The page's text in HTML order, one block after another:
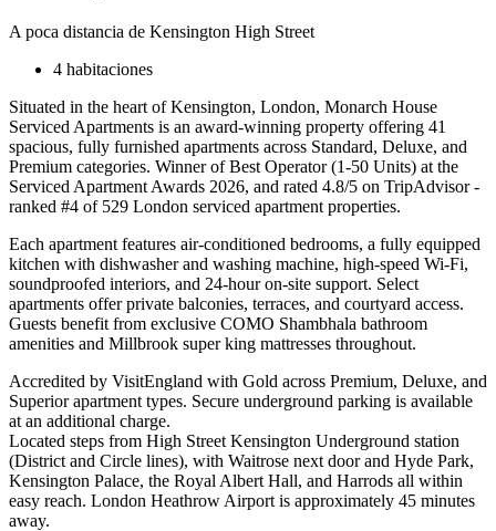
A poca distancia de Kensington High Street
4 habitaciones
Situated in the heart of Kensington, London, Monarch House
Serviced Apartments is an award-winning property offering 41
spacious, fully furnished apartments across Standard, Deluxe, and
Premium categories. Winner of Best Operator (1-50 Units) at the
Serviced Apartment Awards 2026, and rated 4.8/5 on TripAdvisor -
ranked #4 of 529 London serviced apartment properties.
Each apartment features air-conditioned bedrooms, a fully equipped
kitchen with dishwasher and washing machine, high-speed Wi-Fi,
soundproofed interiors, and 24-hour on-site support. Select
apartments offer private balconies, terraces, and courtyard access.
Guests benefit from exclusive COMO Shambhala bathroom
amenities and Millbrook super king mattresses throughout.
Accredited by VisitEngland with Gold across Premium, Deluxe, and
Superior apartment types. Secure underground parking is available
at an additional charge.
Located steps from High Street Kensington Underground station
(District and Circle lines), with Waitrose next door and Hyde Park,
Kensington Palace, the Royal Albert Hall, and Harrods all within
easy reach. London Heathrow Airport is approximately 45 minutes
away.